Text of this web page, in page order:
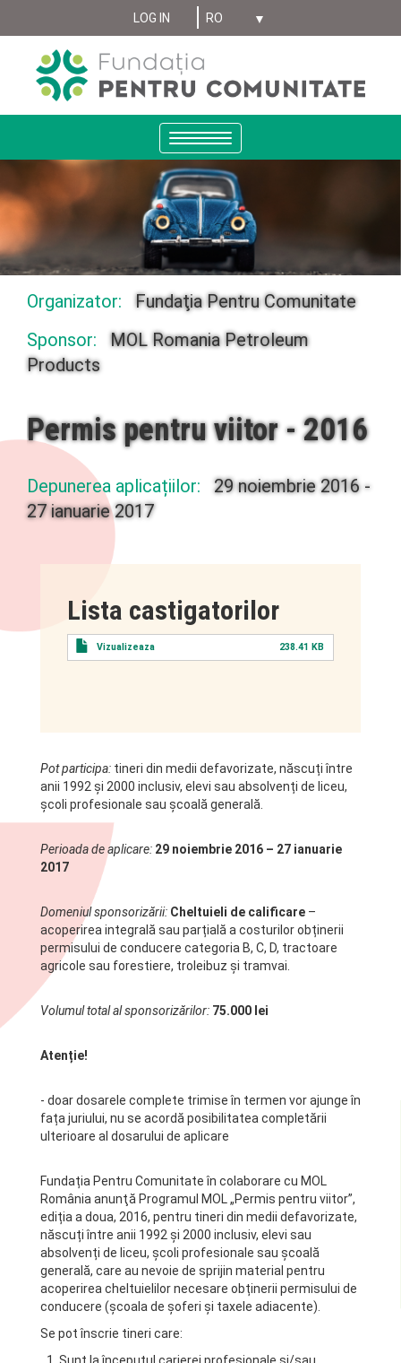
principal
MENIU
CONT
UTILIZATOR
ANONYMUS
LOG IN
Select your language
Toggle
navigation
Organizator:
Fundaţia Pentru Comunitate
Sponsor:
MOL Romania Petroleum
Products
Permis pentru viitor - 2016
Depunerea aplicațiilor: 29 noiembrie 2016-
27 ianuarie 2017
Lista castigatorilor
Vizualizeaza 238.41 KB
Pot participa: tineri din medii defavorizate, născuți între
anii 1992 și 2000 inclusiv, elevi sau absolvenți de liceu,
școli profesionale sau școală generală.
Perioada de aplicare: 29 noiembrie 2016 – 27 ianuarie
2017
Domeniul sponsorizării: Cheltuieli de calificare –
acoperirea integrală sau parțială a costurilor obținerii
permisului de conducere categoria B, C, D, tractoare
agricole sau forestiere, troleibuz și tramvai.
Volumul total al sponsorizărilor: 75.000 lei
Atenție!
- doar dosarele complete trimise în termen vor ajunge în
fața juriului, nu se acordă posibilitatea completării
ulterioare al dosarului de aplicare
Fundația Pentru Comunitate în colaborare cu MOL
România anunţă Programul MOL „Permis pentru viitor”,
ediția a doua, 2016, pentru tineri din medii defavorizate,
născuți între anii 1992 și 2000 inclusiv, elevi sau
absolvenți de liceu, școli profesionale sau școală
generală, care au nevoie de sprijin material pentru
acoperirea cheltuielilor necesare obținerii permisului de
conducere (școala de șoferi și taxele adiacente).
Se pot înscrie tineri care:
Sunt la începutul carierei profesionale și/sau